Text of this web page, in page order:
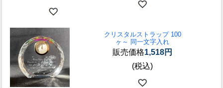
クリスタルストラップ 100
ヶ～ 同一文字入れ
販売価格1,518円
(税込)